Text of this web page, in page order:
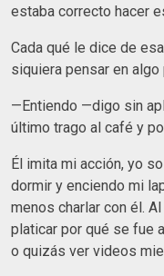
estaba correcto hacer
Cada qué le dice de
siquiera pensar en
—Entiendo —digo sin
último trago al café y
Él imita mi acción, yo
dormir y enciendo mi
menos charlar con él.
platicar por qué se fue
o quizás ver videos